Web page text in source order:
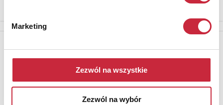
Marketing
Zezwól na wszystkie
Zezwól na wybór
Aby otrzymywać informacje o nowych aukcjach, prosimy podać
adres e-mail